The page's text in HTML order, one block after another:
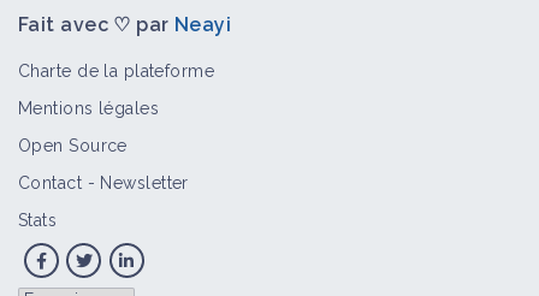
Fait avec ♡ par Neayi
Charte de la plateforme
Mentions légales
Open Source
Contact - Newsletter
Stats